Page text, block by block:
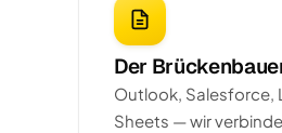
Der
Outlook, Salesforce,
Sheets — wir